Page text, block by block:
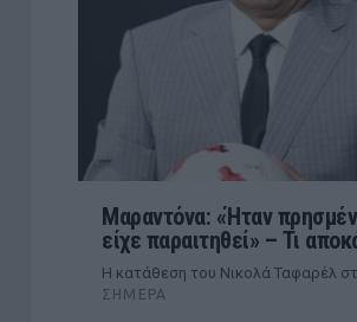
Μαραντόνα: «Ήταν
είχε παραιτηθεί» – Τι
Η κατάθεση του Νικολά Ταφαρέλ
ΣΉΜΕΡΑ